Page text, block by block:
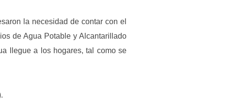
la necesidad de contar con el
de Agua Potable y Alcantarillado
llegue a los hogares, tal como se